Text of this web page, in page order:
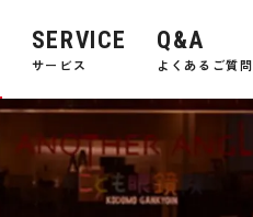
SERVICE
サービス
Q&A
よくあるご質問